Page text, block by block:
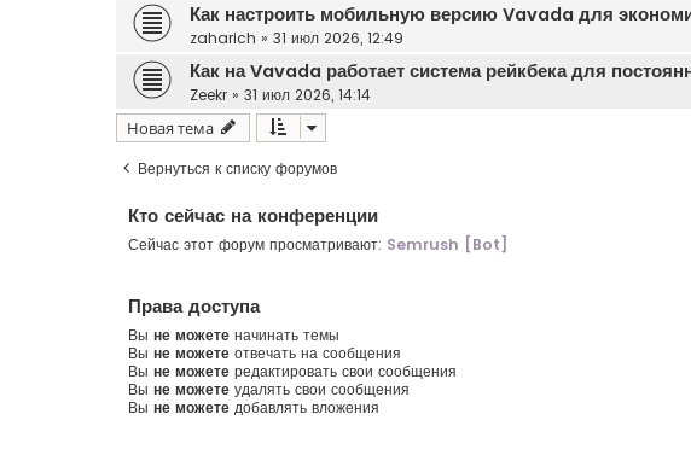
Как настроить мобильную версию Vavada для
zaharich » 31 июл 2026, 12:49
Как на Vavada работает система рейкбека для
Zeekr » 31 июл 2026, 14:14
Новая тема
Вернуться к списку форумов
Кто сейчас на конференции
Сейчас этот форум просматривают: Semrush [Bot]
Права доступа
Вы не можете начинать темы
Вы не можете отвечать на сообщения
Вы не можете редактировать свои сообщения
Вы не можете удалять свои сообщения
Вы не можете добавлять вложения